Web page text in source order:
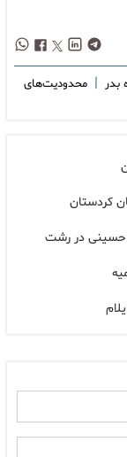
بدر | محدودیت‌های
کردستان
حسینی در رشت